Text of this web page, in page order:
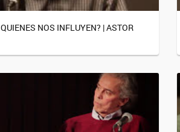
NOS INFLUYEN? | ASTOR